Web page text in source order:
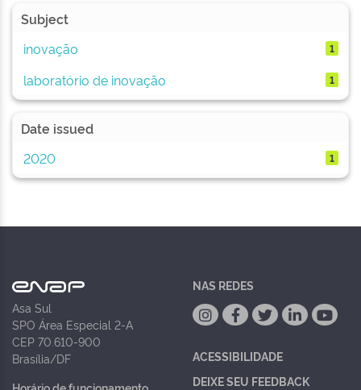
Subject
inovação
1
laboratório de inovação 1
Date issued
2020
1
Asa Sul
SPO Área Especial 2-A
CEP 70.610-900
Brasília/DF
NAS REDES
ACESSIBILIDADE
DEIXE SEU FEEDBACK